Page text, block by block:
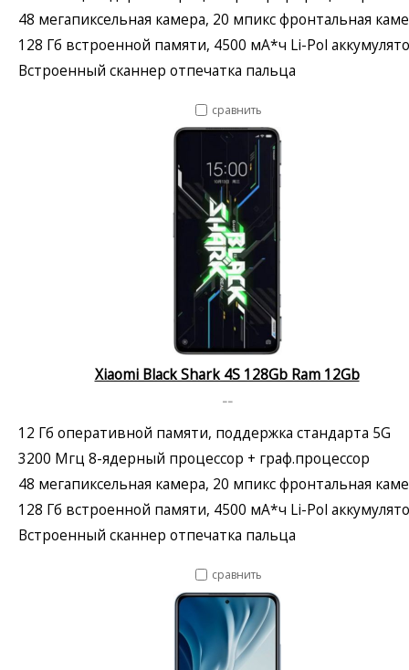
48 мегапиксельная камера, 20 мпикс фронтальная
128 Гб встроенной памяти, 4500 мА*ч Li-Pol
Встроенный сканнер отпечатка пальца
сравнить
Xiaomi Black Shark 4S 128Gb Ram 12Gb
--
12 Гб оперативной памяти, поддержка стандарта 5G
3200 Мгц 8-ядерный процессор + граф.процессор
48 мегапиксельная камера, 20 мпикс фронтальная
128 Гб встроенной памяти, 4500 мА*ч Li-Pol
Встроенный сканнер отпечатка пальца
сравнить